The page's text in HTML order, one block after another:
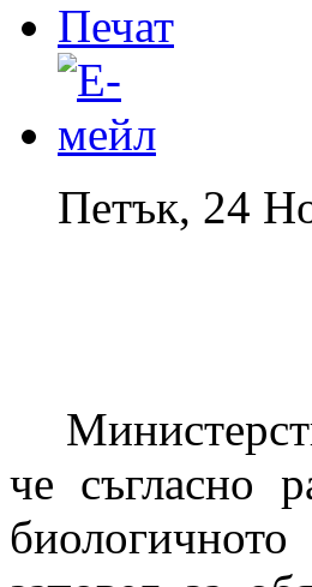
Петък, 24
че съгласно